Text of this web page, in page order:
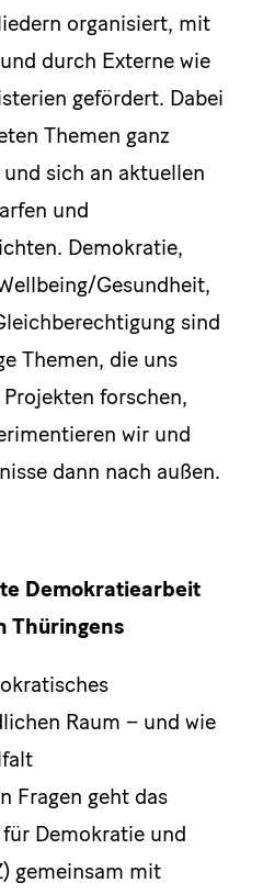
organisiert, mit
durch Externe wie
gefördert. Dabei
Themen ganz
sich an aktuellen
und
Demokratie,
Gesundheit,
sind
Themen, die uns
forschen,
wir und
dann nach außen.
Demokratiearbeit
Thüringens
Raum – und wie
Fragen geht das
Demokratie und
gemeinsam mit